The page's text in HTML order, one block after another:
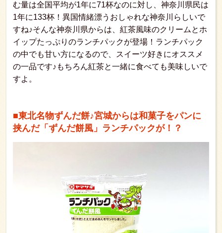
む量は全国平均が1年に71杯なのに対し、神奈川県民は
1年に133杯！異国情緒漂うおしゃれな神奈川らしいで
すね♪そんな神奈川県からは、紅茶風味のクリームとホ
イップたっぷりのランチパックが登場！ランチパック
の中でも甘い方になるので、スイーツ好きにオススメ
の一品です♪もちろん紅茶と一緒に食べても美味しいで
すよ。
■東北名物ずんだ餅♪宮城からは和菓子をパンに
挟んだ「ずんだ餅風」ランチパックが！？